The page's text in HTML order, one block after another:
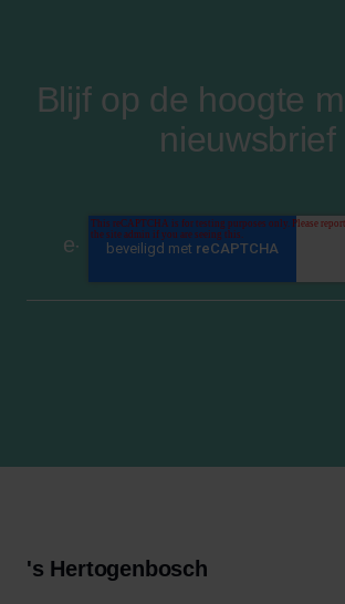
Blijf op de hoogte
nieuwsbrief
's Hertogenbosch